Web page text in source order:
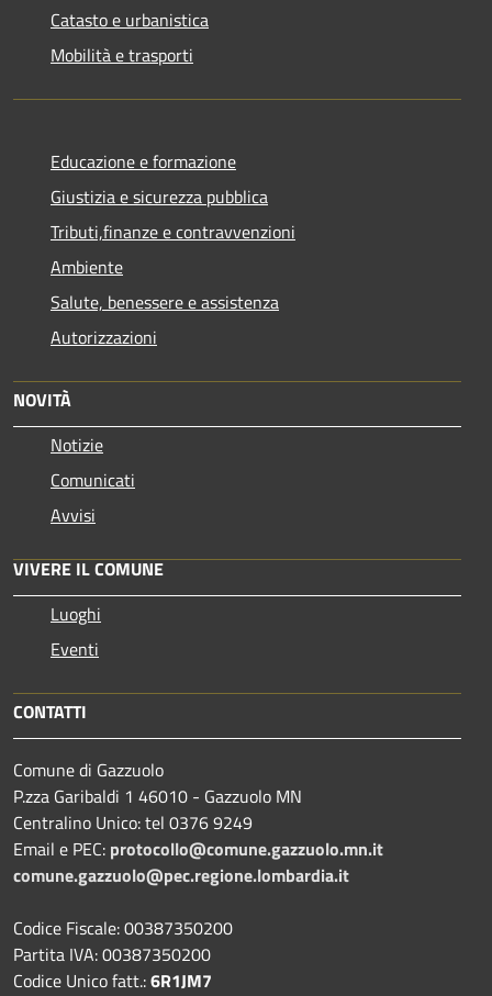
Catasto e urbanistica
Mobilità e trasporti
Educazione e formazione
Giustizia e sicurezza pubblica
Tributi,finanze e contravvenzioni
Ambiente
Salute, benessere e assistenza
Autorizzazioni
NOVITÀ
Notizie
Comunicati
Avvisi
VIVERE IL COMUNE
Luoghi
Eventi
CONTATTI
Comune di Gazzuolo
P.zza Garibaldi 1 46010 - Gazzuolo MN
Centralino Unico: tel 0376 9249
Email e PEC: protocollo@comune.gazzuolo.mn.it
comune.gazzuolo@pec.regione.lombardia.it
Codice Fiscale: 00387350200
Partita IVA: 00387350200
Codice Unico fatt.:6R1JM7